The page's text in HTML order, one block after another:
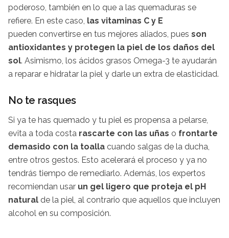
poderoso, también en lo que a las quemaduras se
refiere. En este caso, las vitaminas C y E
pueden convertirse en tus mejores aliados, pues son
antioxidantes y protegen la piel de los daños del
sol. Asimismo, los ácidos grasos Omega-3 te ayudarán
a reparar e hidratar la piel y darle un extra de elasticidad.
No te rasques
Si ya te has quemado y tu piel es propensa a pelarse,
evita a toda costa rascarte con las uñas o frontarte
demasido con la toalla cuando salgas de la ducha,
entre otros gestos. Esto acelerará el proceso y ya no
tendrás tiempo de remediarlo. Además, los expertos
recomiendan usar un gel ligero que proteja el pH
natural de la piel, al contrario que aquellos que incluyen
alcohol en su composición.